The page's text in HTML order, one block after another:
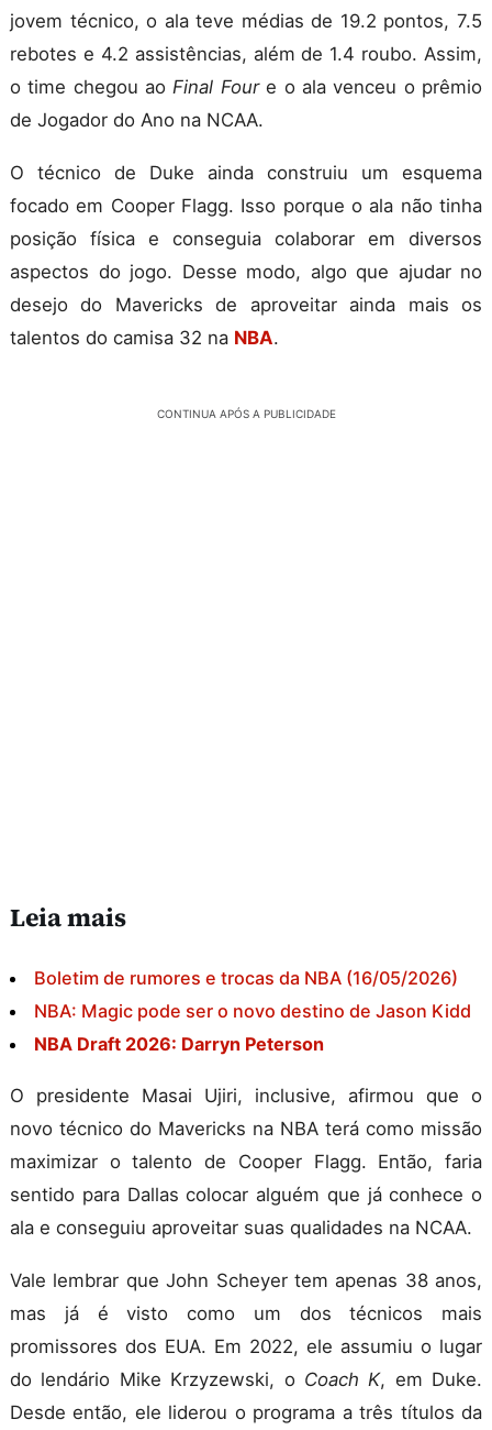
jovem técnico, o ala teve médias de 19.2 pontos, 7.5
rebotes e 4.2 assistências, além de 1.4 roubo. Assim,
o time chegou ao Final Foure o ala venceu o prêmio
de Jogador do Ano na NCAA.
O técnico de Duke ainda construiu um esquema
focado em Cooper Flagg. Isso porque o ala não tinha
posição física e conseguia colaborar em diversos
aspectos do jogo. Desse modo, algo que ajudar no
desejo do Mavericks de aproveitar ainda mais os
talentos do camisa 32 na NBA.
CONTINUA APÓS A PUBLICIDADE
Leia mais
Boletim de rumores e trocas da NBA (16/05/2026)
NBA: Magic pode ser o novo destino de Jason Kidd
NBA Draft 2026: Darryn Peterson
O presidente Masai Ujiri, inclusive, afirmou que o
novo técnico do Mavericks na NBA terá como missão
maximizar o talento de Cooper Flagg. Então, faria
sentido para Dallas colocar alguém que já conhece o
ala e conseguiu aproveitar suas qualidades na NCAA.
Vale lembrar que John Scheyer tem apenas 38 anos,
mas já é visto como um dos técnicos mais
promissores dos EUA. Em 2022, ele assumiu o lugar
do lendário Mike Krzyzewski, o Coach K, em Duke.
Desde então, ele liderou o programa a três títulos da